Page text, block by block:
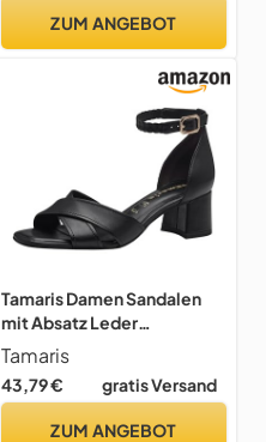
ZUM ANGEBOT
Tamaris Damen Sandalen
mit Absatz Leder
Blockabsatz Sommer;
BLACK/schwarz; 38 EU
Tamaris
43,79 € gratis Versand
ZUM ANGEBOT